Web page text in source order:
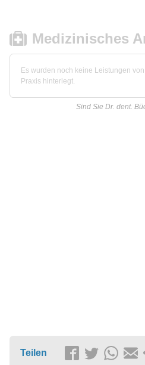
Medizinisches
Es wurden noch keine Leistungen
Praxis hinterlegt.
Sind Sie Dr. dent.
Teilen